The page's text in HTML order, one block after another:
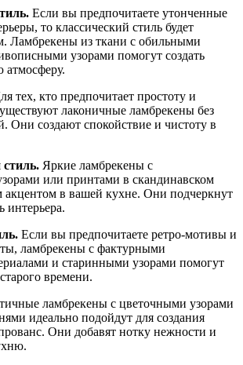
Если вы предпочитаете утонченные
то классический стиль будет
Ламбрекены из ткани с обильными
узорами помогут создать
атмосферу.
тех, кто предпочитает простоту и
лаконичные ламбрекены без
Они создают спокойствие и чистоту в
Яркие ламбрекены с
или принтами в скандинавском
акцентом в вашей кухне. Они подчеркнут
интерьера.
Если вы предпочитаете ретро-мотивы и
ламбрекены с фактурными
и старинными узорами помогут
времени.
ламбрекены с цветочными узорами
идеально подойдут для создания
Они добавят нотку нежности и